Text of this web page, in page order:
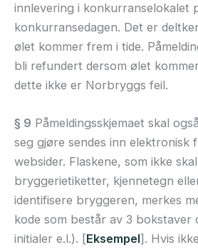
innlevering i konkurranselokalet
konkurransedagen. Det er
ølet kommer frem i tide.
bli refundert dersom ølet
dette ikke er Norbryggs feil.
§ 9 Påmeldingsskjemaet skal
seg gjøre sendes inn elektronisk
websider. Flaskene, som ikke
bryggerietiketter, kjennetegn
identifisere bryggeren, merkes
kode som består av 3 bokstaver
initialer e.l.). [Eksempel]. Hvis